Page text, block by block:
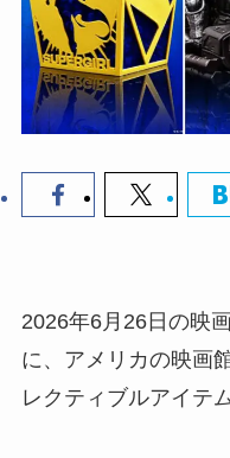
2026年6月26日の映
に、アメリカの映画
レクティブルアイテ